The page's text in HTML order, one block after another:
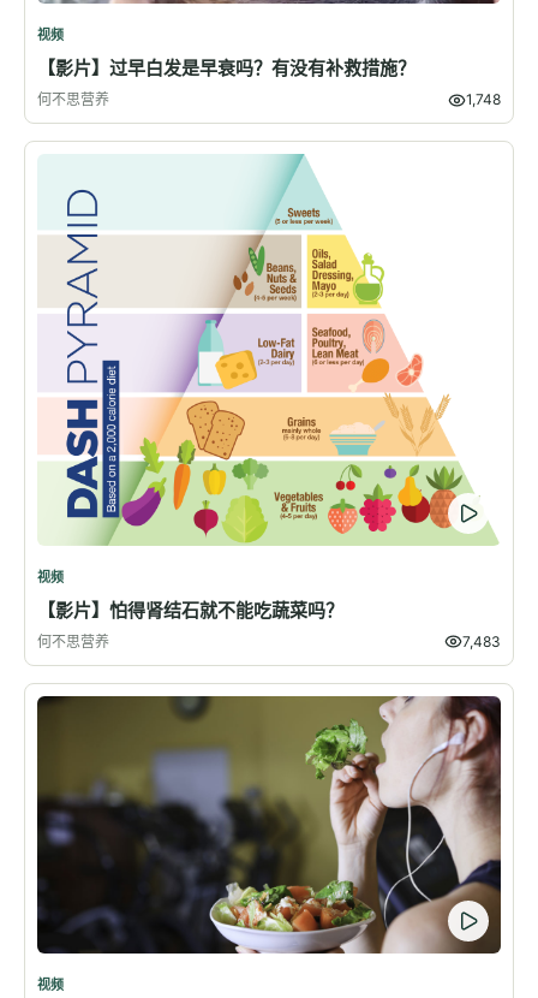
视频
【影片】过早白发是早衰吗？有没有补救措施？
何不思营养 1,748
视频
【影片】怕得肾结石就不能吃蔬菜吗？
何不思营养 7,483
视频